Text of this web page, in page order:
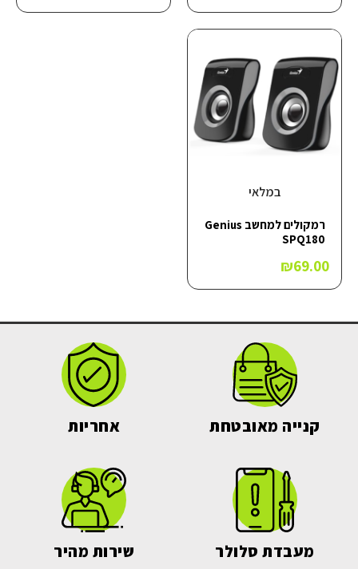
במלאי
רמקולים למחשב Genius
SPQ180
₪69.00
קנייה מאובטחת אחריות
מעבדת סלולר שירות מהיר